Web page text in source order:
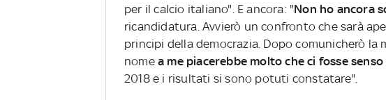
per il calcio italiano". E ancora: "Non ho ancora
ricandidatura. Avvierò un confronto che sarà
principi della democrazia. Dopo comunicherò la
nome a me piacerebbe molto che ci fosse
2018 e i risultati si sono potuti constatare".